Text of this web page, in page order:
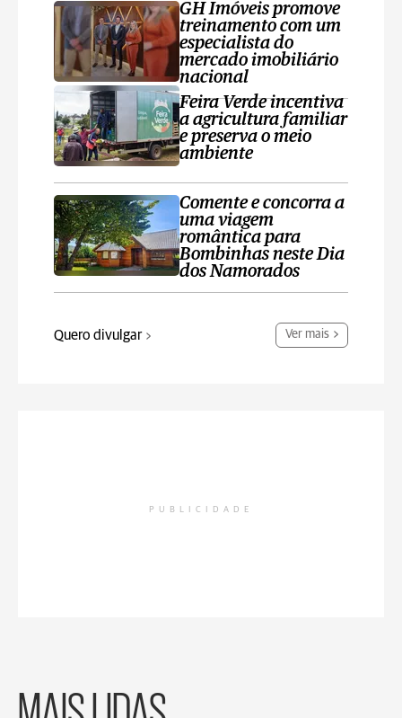
GH Imóveis promove
treinamento com um
especialista do
mercado imobiliário
nacional
Feira Verde incentiva
a agricultura familiar
e preserva o meio
ambiente
Comente e concorra a
uma viagem
romântica para
Bombinhas neste Dia
dos Namorados
Quero divulgar Ver mais
PUBLICIDADE
MAIS LIDAS